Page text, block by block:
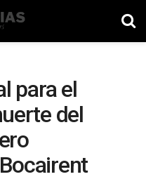
para el
del